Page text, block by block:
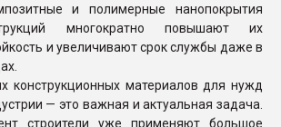
и полимерные нанопокрытия
многократно повышают их
и увеличивают срок службы даже в
конструкционных материалов для нужд
— это важная и актуальная задача.
строители уже применяют большое